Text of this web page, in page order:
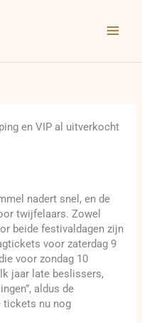
en VIP al uitverkocht
nadert snel, en de
twijfelaars. Zowel
beide festivaldagen zijn
voor zaterdag 9
voor zondag 10
jaar late beslissers,
aldus de
tickets nu nog